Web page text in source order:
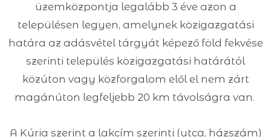
üzemközpontja legalább 3 éve azon a
településen legyen, amelynek közigazgatási
határa az adásvétel tárgyát képező föld fekvése
szerinti település közigazgatási határától
közúton vagy közforgalom elől el nem zárt
magánúton legfeljebb 20 km távolságra van.
A Kúria szerint a lakcím szerinti (utca, házszám)